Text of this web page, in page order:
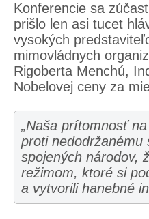
Konferencie sa
prišlo len asi tucet
vysokých
mimovládnych
Rigoberta Menchú,
Nobelovej ceny za
„Naša prítomnosť
proti nedodržanému
spojených národov,
režimom, ktoré si
a vytvorili hanebné